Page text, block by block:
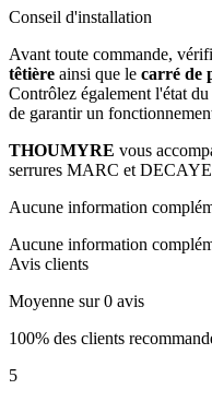
Conseil d'installation
Avant toute commande,
têtière ainsi que le carré de
Contrôlez également l'état
de garantir un
THOUMYRE vous
serrures MARC et
Aucune information
Aucune information
Avis clients
Moyenne sur 0 avis
100% des clients
5